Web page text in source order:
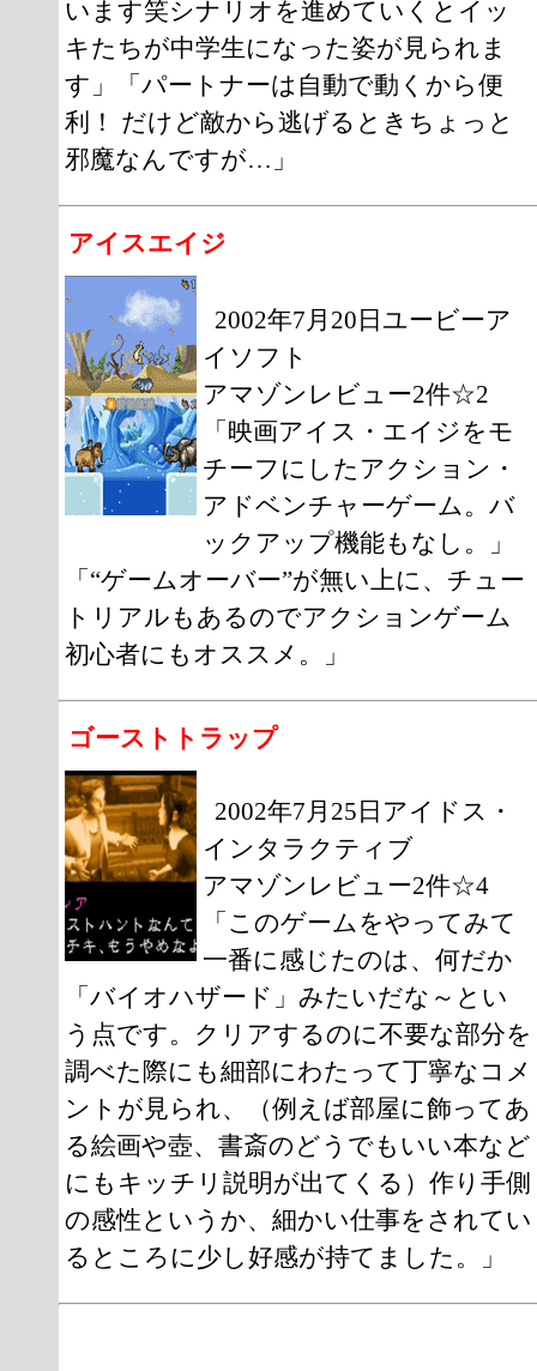
います笑シナリオを進めていくとイッ
キたちが中学生になった姿が見られま
す」「パートナーは自動で動くから便
利！ だけど敵から逃げるときちょっと
邪魔なんですが…」
アイスエイジ
2002年7月20日ユービーア
イソフト
アマゾンレビュー2件☆2
「映画アイス・エイジをモ
チーフにしたアクション・
アドベンチャーゲーム。バ
ックアップ機能もなし。」
「“ゲームオーバー”が無い上に、チュー
トリアルもあるのでアクションゲーム
初心者にもオススメ。」
ゴーストトラップ
2002年7月25日アイドス・
インタラクティブ
アマゾンレビュー2件☆4
「このゲームをやってみて
一番に感じたのは、何だか
「バイオハザード」みたいだな～とい
う点です。クリアするのに不要な部分を
調べた際にも細部にわたって丁寧なコメ
ントが見られ、（例えば部屋に飾ってあ
る絵画や壺、書斎のどうでもいい本など
にもキッチリ説明が出てくる）作り手側
の感性というか、細かい仕事をされてい
るところに少し好感が持てました。」